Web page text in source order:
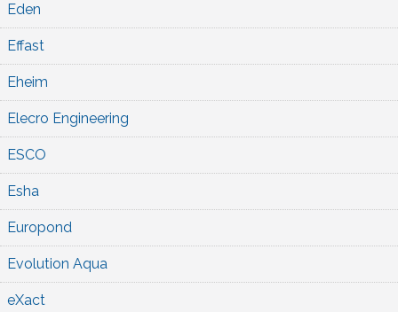
Eden
Effast
Eheim
Elecro Engineering
ESCO
Esha
Europond
Evolution Aqua
eXact